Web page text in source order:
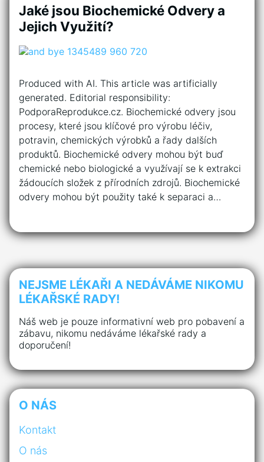
Jaké jsou Biochemické Odvery a
Jejich Využití?
Produced with AI. This article was artificially
generated. Editorial responsibility:
PodporaReprodukce.cz. Biochemické odvery jsou
procesy, které jsou klíčové pro výrobu léčiv,
potravin, chemických výrobků a řady dalších
produktů. Biochemické odvery mohou být buď
chemické nebo biologické a využívají se k extrakci
žádoucích složek z přírodních zdrojů. Biochemické
odvery mohou být použity také k separaci a…
NEJSME LÉKAŘI A NEDÁVÁME NIKOMU
LÉKAŘSKÉ RADY!
Náš web je pouze informativní web pro pobavení a
zábavu, nikomu nedáváme lékařské rady a
doporučení!
O NÁS
Kontakt
O nás